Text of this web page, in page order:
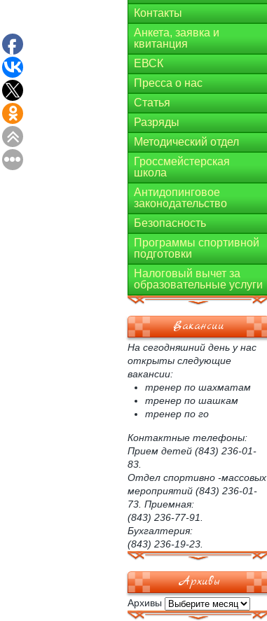
Контакты
Анкета, заявка и
квитанция
ЕВСК
Пресса о нас
Статья
Разряды
Методический отдел
Гроссмейстерская
школа
Антидопинговое
законодательство
Безопасность
Программы спортивной
подготовки
Налоговый вычет за
образовательные услуги
Вакансии
На сегодняшний день у нас
открыты следующие
вакансии:
тренер по шахматам
тренер по шашкам
тренер по го
Контактные телефоны:
Прием детей (843) 236-01-
83.
Отдел спортивно -массовых
мероприятий (843) 236-01-
73. Приемная:
(843) 236-77-91.
Бухгалтерия:
(843) 236-19-23.
Архивы
Архивы